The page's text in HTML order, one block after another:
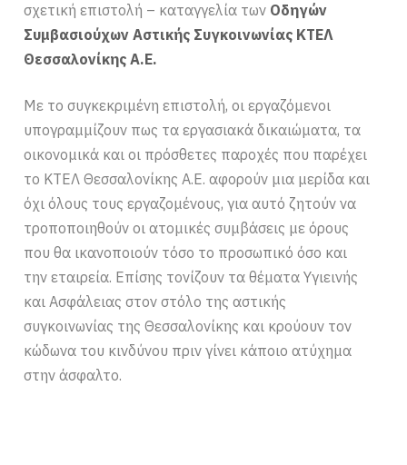
σχετική επιστολή – καταγγελία των Οδηγών
Συμβασιούχων Αστικής Συγκοινωνίας ΚΤΕΛ
Θεσσαλονίκης Α.Ε.
Με το συγκεκριμένη επιστολή, οι εργαζόμενοι
υπογραμμίζουν πως τα εργασιακά δικαιώματα, τα
οικονομικά και οι πρόσθετες παροχές που παρέχει
το ΚΤΕΛ Θεσσαλονίκης Α.Ε. αφορούν μια μερίδα και
όχι όλους τους εργαζομένους, για αυτό ζητούν να
τροποποιηθούν οι ατομικές συμβάσεις με όρους
που θα ικανοποιούν τόσο το προσωπικό όσο και
την εταιρεία. Επίσης τονίζουν τα θέματα Υγιεινής
και Ασφάλειας στον στόλο της αστικής
συγκοινωνίας της Θεσσαλονίκης και κρούουν τον
κώδωνα του κινδύνου πριν γίνει κάποιο ατύχημα
στην άσφαλτο.